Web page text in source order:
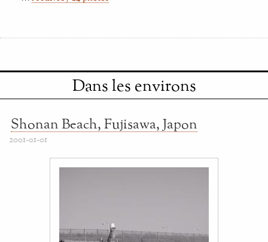
Dans les environs
Shonan Beach, Fujisawa, Japon
2001-01-01